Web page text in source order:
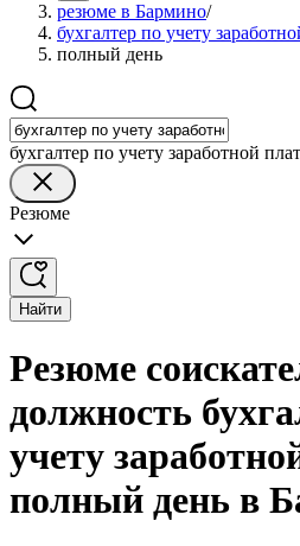
резюме в Бармино/
бухгалтер по учету
полный день
бухгалтер по учету заработной
Резюме
Найти
Резюме
должность
учету
полный день в